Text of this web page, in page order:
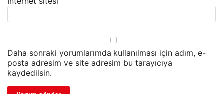
Daha sonraki yorumlarımda kullanılması için adım, e-
posta adresim ve site adresim bu tarayıcıya
kaydedilsin.